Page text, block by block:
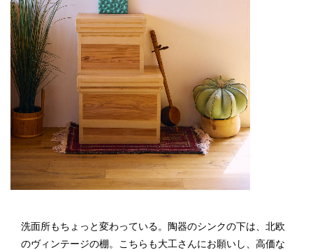
洗面所もちょっと変わっている。陶器のシンクの下は、北欧
のヴィンテージの棚。こちらも大工さんにお願いし、高価な